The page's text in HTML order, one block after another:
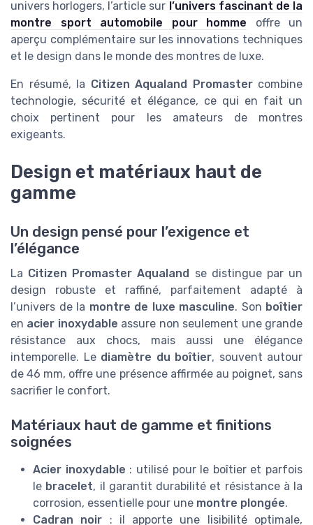
univers horlogers, l’article sur l’univers fascinant de la
montre sport automobile pour homme offre un
aperçu complémentaire sur les innovations techniques
et le design dans le monde des montres de luxe.
En résumé, la Citizen Aqualand Promastercombine
technologie, sécurité et élégance, ce qui en fait un
choix pertinent pour les amateurs de montres
exigeants.
Design et matériaux haut de
gamme
Un design pensé pour l’exigence et
l’élégance
La Citizen Promaster Aqualand
se distingue par un
design robuste et raffiné, parfaitement adapté à
l’univers de la montre de luxe masculine. Son boîtier
en acier inoxydable assure non seulement une grande
résistance aux chocs, mais aussi une élégance
intemporelle. Le diamètre du boîtier, souvent autour
de 46 mm, offre une présence affirmée au poignet, sans
sacrifier le confort.
Matériaux haut de gamme et finitions
soignées
Acier inoxydable : utilisé pour le boîtier et parfois
le bracelet, il garantit durabilité et résistance à la
corrosion, essentielle pour une montre plongée.
Cadran noir : il apporte une lisibilité optimale,